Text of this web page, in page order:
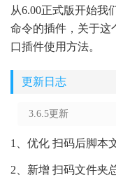
从6.00正式版开始我
命令的插件，关于这
口插件使用方法。
更新日志
3.6.5更新
1、优化 扫码后脚本
2、新增 扫码文件夹